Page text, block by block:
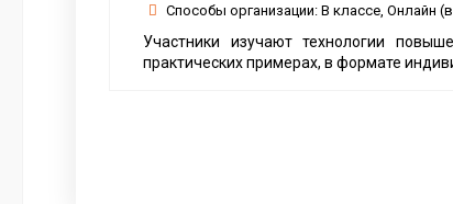
Способы организации: В классе, Онлайн
Участники изучают технологии
практических примерах, в формате